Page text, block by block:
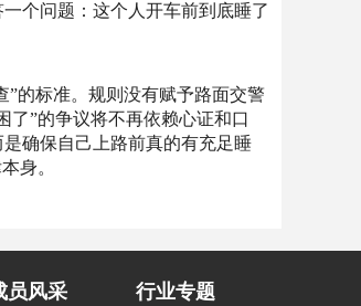
个问题：这个人开车前到底睡了
”的标准。规则没有赋予路面交警
”的争议将不再依赖心证和口
确保自己上路前真的有充足睡
身。
员风采 行业专题